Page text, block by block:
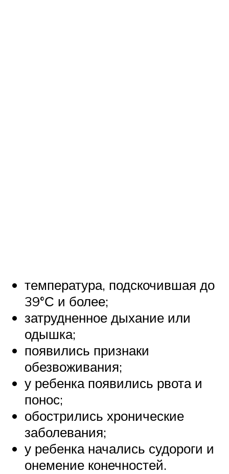
температура, подскочившая до
39°С и более;
затрудненное дыхание или
одышка;
появились признаки
обезвоживания;
у ребенка появились рвота и
понос;
обострились хронические
заболевания;
у ребенка начались судороги и
онемение конечностей.